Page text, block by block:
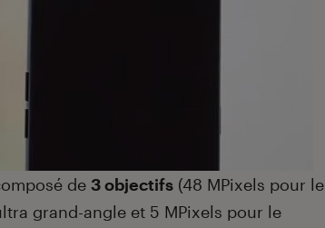
de 3 objectifs (48 MPixels pour le
grand-angle et 5 MPixels pour le